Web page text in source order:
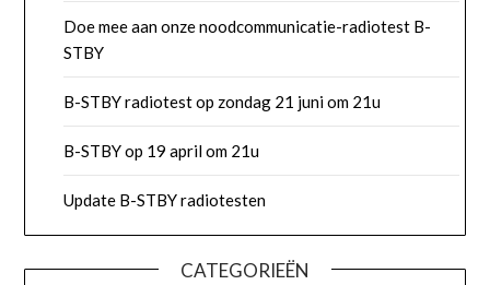
Doe mee aan onze noodcommunicatie-radiotest B-
STBY
B-STBY radiotest op zondag 21 juni om 21u
B-STBY op 19 april om 21u
Update B-STBY radiotesten
CATEGORIEËN